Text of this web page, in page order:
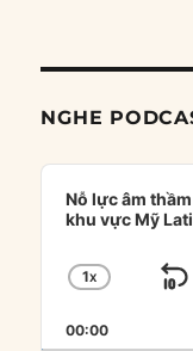
NGHE
Audio
Player
Nỗ lực âm
khu vực Mỹ
CHANGE
RATE
1X
00:00